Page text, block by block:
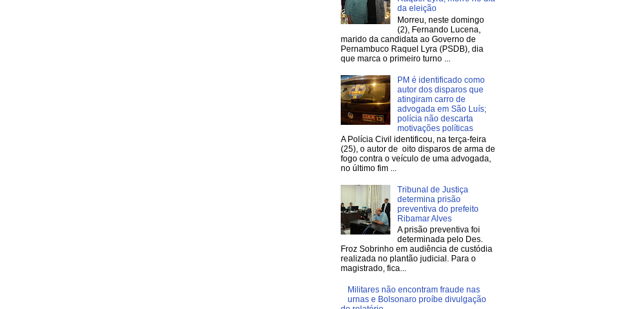
da eleição
Morreu, neste domingo
(2), Fernando Lucena,
marido da candidata ao Governo de
Pernambuco Raquel Lyra (PSDB), dia
que marca o primeiro turno ...
PM é identificado como
autor dos disparos que
atingiram carro de
advogada em São Luís;
polícia não descarta
motivações políticas
A Polícia Civil identificou, na terça-feira
(25), o autor de oito disparos de arma de
fogo contra o veículo de uma advogada,
no último fim ...
Tribunal de Justiça
determina prisão
preventiva do prefeito
Ribamar Alves
A prisão preventiva foi
determinada pelo Des.
Froz Sobrinho em audiência de custódia
realizada no plantão judicial. Para o
magistrado, fica...
Militares não encontram fraude nas
urnas e Bolsonaro proíbe divulgação